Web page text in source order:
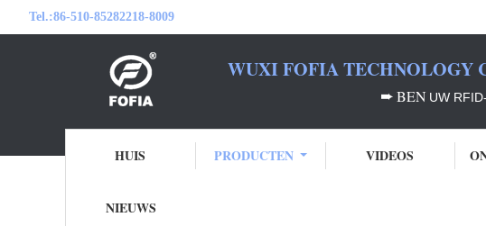
Tel.:86-510-85282218-8009
WUXI FOFIA TECHNOLOGY
➨BEN UW
HUIS PRODUCTEN VIDEOS
NIEUWS